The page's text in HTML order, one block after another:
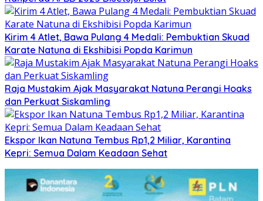
Kirim 4 Atlet, Bawa Pulang 4 Medali: Pembuktian Skuad
Karate Natuna di Ekshibisi Popda Karimun
Raja Mustakim Ajak Masyarakat Natuna Perangi Hoaks
dan Perkuat Siskamling
Ekspor Ikan Natuna Tembus Rp1,2 Miliar, Karantina
Kepri: Semua Dalam Keadaan Sehat